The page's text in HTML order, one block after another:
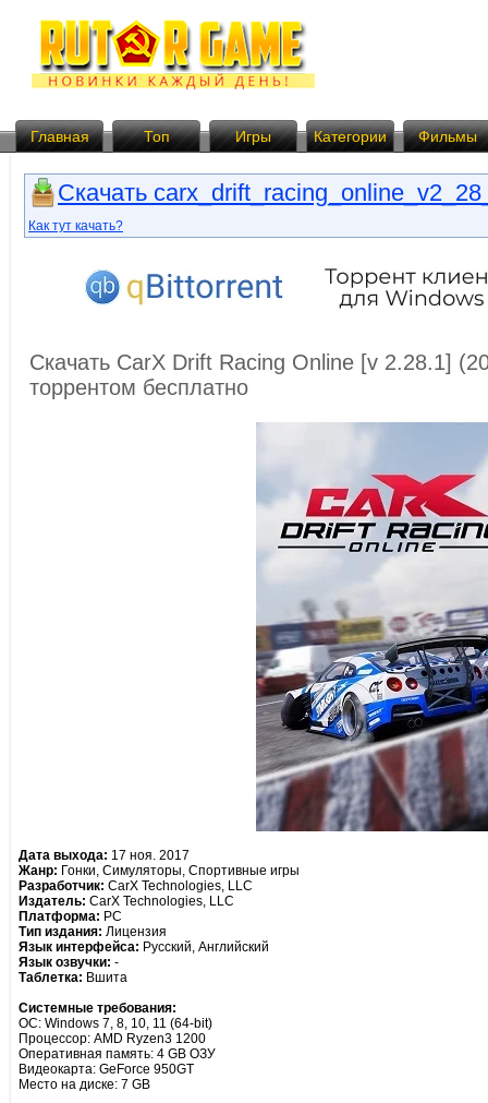
Главная Топ Игры Категории Фильмы
Скачать
Как тут качать?
Скачать CarX Drift Racing Online [v 2.28.1]
торрентом бесплатно
Дата выхода: 17 ноя. 2017
Жанр: Гонки, Симуляторы, Спортивные игры
Разработчик: CarX Technologies, LLC
Издатель: CarX Technologies, LLC
Платформа: PC
Тип издания: Лицензия
Язык интерфейса: Русский, Английский
Язык озвучки: -
Таблетка: Вшита
Системные требования:
ОС: Windows 7, 8, 10, 11 (64-bit)
Процессор: AMD Ryzen3 1200
Оперативная память: 4 GB ОЗУ
Видеокарта: GeForce 950GT
Место на диске: 7 GB